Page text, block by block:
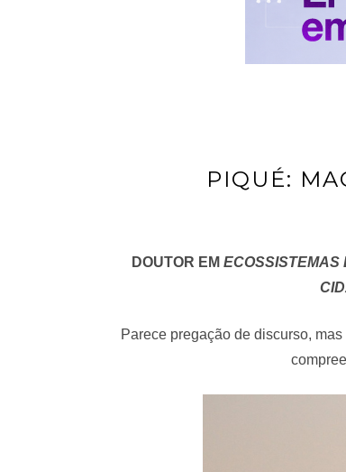
PIQUÉ:
DOUTOR EM ECOSSISTEMAS
Parece pregação de discurso,